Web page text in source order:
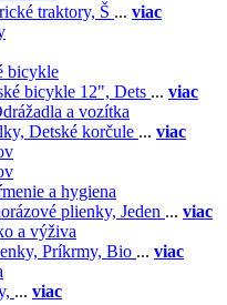
traktory, Š ... viac
bicykle
bicykle 12", Dets ... viac
a vozítka
Detské korčule ... viac
a hygiena
plienky, Jeden ... viac
a výživa
Príkrmy, Bio ... viac
... viac